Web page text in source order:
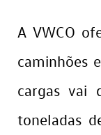
A VWCO
caminhões
cargas vai
toneladas